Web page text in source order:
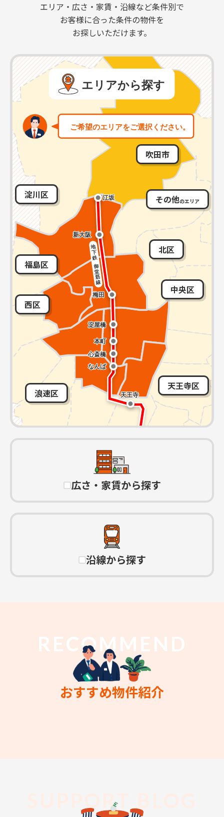
エリア・広さ・家賃・沿線など条件別で
お客様に合った条件の物件を
お探しいただけます。
吹田市
その他のエリア
淀川区
北区
福島区
中央区
西区
天王寺区
浪速区
広さ・家賃から探す
沿線から探す
RECOMMEND
おすすめ物件紹介
SUPPORT BLOG